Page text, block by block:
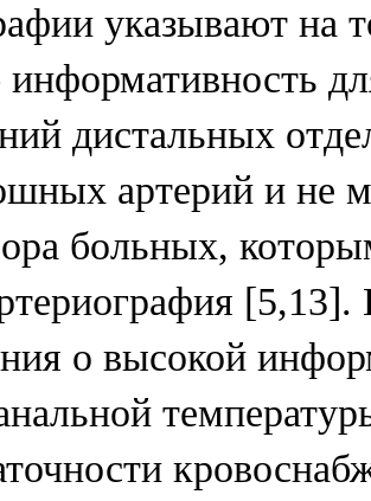
указывают на
дистальных
артерий и не
больных,
о высокой